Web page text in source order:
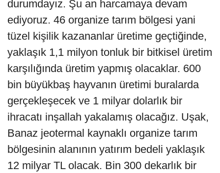
durumdayız. Şu an harcamaya devam
ediyoruz. 46 organize tarım bölgesi yani
tüzel kişilik kazananlar üretime geçtiğinde,
yaklaşık 1,1 milyon tonluk bir bitkisel üretim
karşılığında üretim yapmış olacaklar. 600
bin büyükbaş hayvanın üretimi buralarda
gerçekleşecek ve 1 milyar dolarlık bir
ihracatı inşallah yakalamış olacağız. Uşak,
Banaz jeotermal kaynaklı organize tarım
bölgesinin alanının yatırım bedeli yaklaşık
12 milyar TL olacak. Bin 300 dekarlık bir